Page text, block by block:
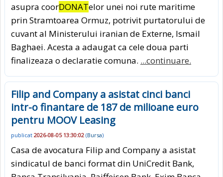
asupra coorDONATelor unei noi rute maritime
prin Stramtoarea Ormuz, potrivit purtatorului de
cuvant al Ministerului iranian de Externe, Ismail
Baghaei. Acesta a adaugat ca cele doua parti
finalizeaza o declaratie comuna. ...continuare.
Filip and Company a asistat cinci banci
intr-o finantare de 187 de milioane euro
pentru MOOV Leasing
publicat 2026-08-05 13:30:02 (Bursa)
Casa de avocatura Filip and Company a asistat
sindicatul de banci format din UniCredit Bank,